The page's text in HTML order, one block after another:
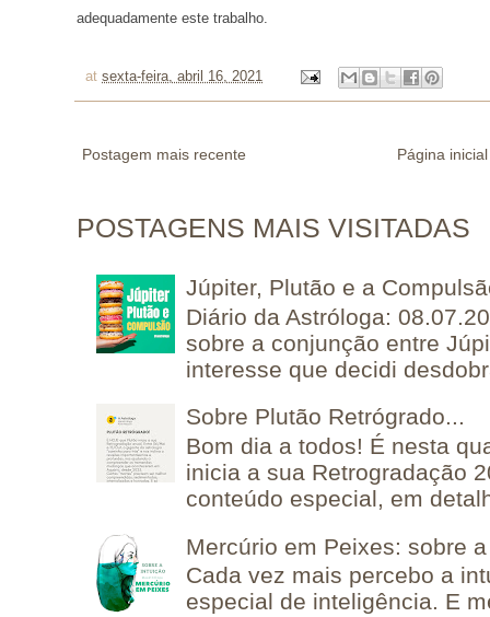
adequadamente este trabalho.
at sexta-feira, abril 16, 2021
Postagem mais recente Página inicial
POSTAGENS MAIS VISITADAS
Júpiter, Plutão e a
Diário da Astróloga:
sobre a conjunção entre
interesse que decidi
Sobre Plutão Retrógrado...
Bom dia a todos! É nesta
inicia a sua Retrogradação
conteúdo especial, em
Mercúrio em Peixes: sobre
Cada vez mais percebo a
especial de inteligência. E